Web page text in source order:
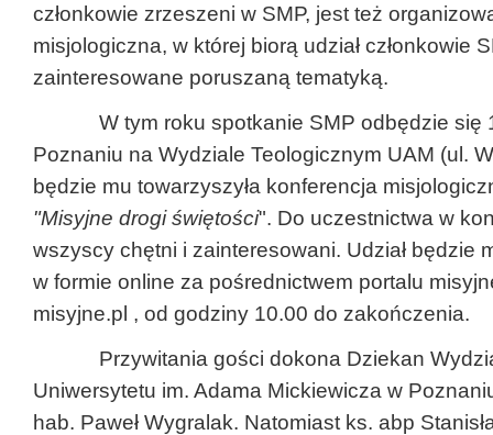
członkowie zrzeszeni w SMP, jest też
misjologiczna, w której biorą udział członkowie
zainteresowane poruszaną tematyką.
W tym roku spotkanie SMP odbędzie się
Poznaniu na Wydziale Teologicznym UAM (ul.
będzie mu towarzyszyła konferencja
"Misyjne drogi świętości". Do uczestnictwa w
wszyscy chętni i zainteresowani. Udział będzie
w formie online za pośrednictwem portalu
misyjne.pl , od godziny 10.00 do zakończenia.
Przywitania gości dokona Dziekan
Uniwersytetu im. Adama Mickiewicza w
hab. Paweł Wygralak. Natomiast ks. abp